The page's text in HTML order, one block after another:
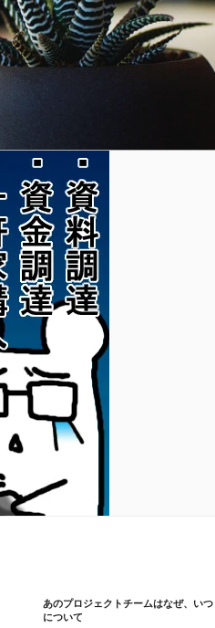
あのプロジェクトチームはなぜ、い
について